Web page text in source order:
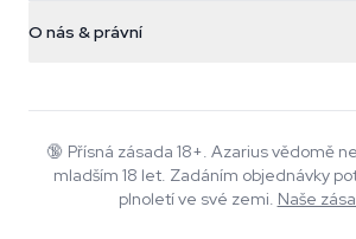
+31(0)204897914
Smokeshop
Pravidla vrácení
Časté dotazy
Zásady ochrany osobních údajů
O nás & právní
Wiki
Blog
Hudba
🔞 Přísná zásada 18+. Azarius vědomě
mladším 18 let. Zadáním objednávky
plnoletí ve své zemi. Naše